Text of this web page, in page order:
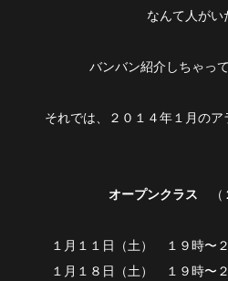
なんて人がい
バンバン紹介しちゃっ
それでは、２０１４年１月の
オープンクラス （
１月１１日（土） １９時
１月１８日（土） １９時